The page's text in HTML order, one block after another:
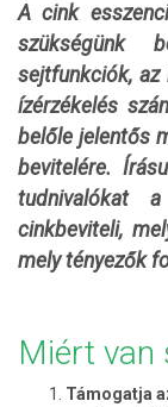
A cink
szükségünk
sejtfunkciók, az
ízérzékelés
belőle jelentős
bevitelére.
tudnivalókat
cinkbeviteli,
mely tényezők
Miért van
Támogatja